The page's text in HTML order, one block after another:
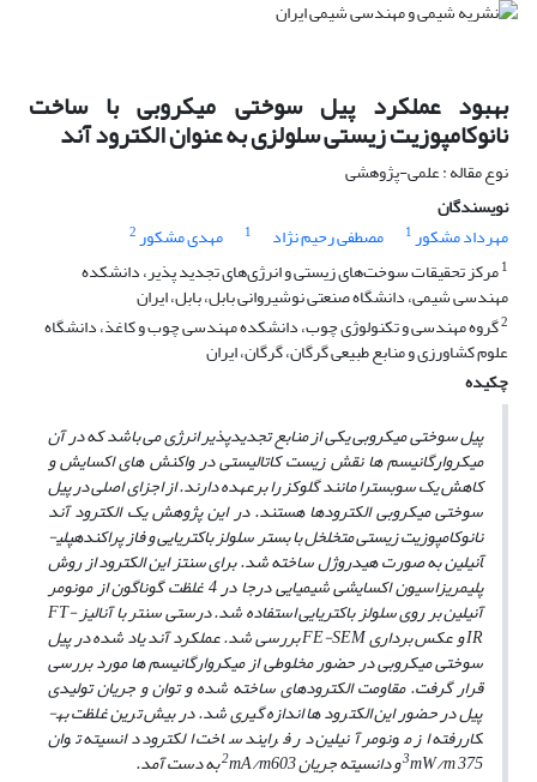
بهبود عملکرد پیل سوختی میکروبی با ساخت
نانوکامپوزیت زیستی سلولزی به عنوان الکترود آند
نوع مقاله : علمی-پژوهشی
نویسندگان
مهرداد مشکور1 مصطفی رحیم نژاد 1 مهدی مشکور2
1مرکز تحقیقات سوخت‌های زیستی و انرژی‌های تجدید پذیر، دانشکده
مهندسی شیمی، دانشگاه صنعتی نوشیروانی بابل، بابل، ایران
2گروه مهندسی و تکنولوژی چوب، دانشکده مهندسی چوب و کاغذ، دانشگاه
علوم کشاورزی و منابع طبیعی گرگان، گرگان، ایران
چکیده
پیل سوختی میکروبی یکی از منابع تجدیدپذیر انرژی می­ باشد که در آن
میکروارگانیسم­ ها نقش زیست کاتالیستی در واکنش ­های اکسایش و
کاهش یک سوبسترا مانند گلوکز را برعهده دارند. از اجزای اصلی در پیل
سوختی میکروبی الکترودها هستند.در این پژوهش یک الکترود آند
نانوکامپوزیت زیستی متخلخل با بستر سلولز باکتریایی و فاز پراکندهپلی­
آنیلین به­ صورت هیدروژل ساخته ­شد.برای سنتز این الکترود از روش
پلیمریزاسیون اکسایشی شیمیایی درجا در 4 غلظت­ گوناگون از مونومر
آنیلین بر روی سلولز باکتریایی استفاده شد. درستی سنتر با آنالیزFT-
IRو عکس برداریFE-SEMبررسی شد. عملکرد آند یاد شده در پیل
سوختی میکروبی در حضور مخلوطی از میکروارگانیسم­ ها مورد بررسی
قرار گرفت. مقاومت الکترودهای ساخته شده و توان و جریان تولیدی
پیل در حضور این الکترود ها اندازه گیری شد. در بیش ­ترین غلظت به­
کاررفته از مونومر آنیلین در فرایند ساخت الکترود دانسیته توان
3mW/m375 و دانسیته جریان 2mA/m603 به ­دست آمد.